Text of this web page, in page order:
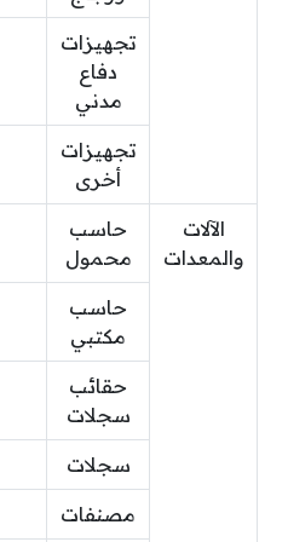
تجهيزات
دفاع
مدني
تجهيزات
أخرى
الآلات
والمعدات
حاسب
محمول
حاسب
مكتبي
حقائب
سجلات
سجلات
مصنفات